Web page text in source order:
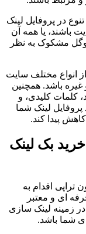
در پروفایل لینک
باشند، یا همه آن
مشکوک به نظر
انواع مختلف سایت
باشد. همچنین
کلمات کلیدی، و
لینک شما
پیدا کند.
بک لینک
تراپی اقدام به
ای و معتبر
زمینه لینک سازی
شما باشد.